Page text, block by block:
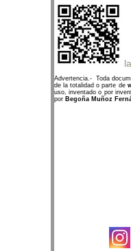
Advertencia.- Toda
de la totalidad o parte de
uso, inventado o por
por Begoña Muñoz